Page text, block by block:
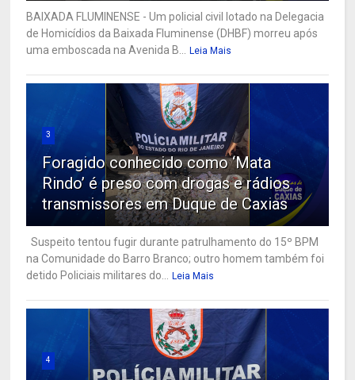
BAIXADA FLUMINENSE - Um policial civil lotado na Delegacia
de Homicídios da Baixada Fluminense (DHBF) morreu após
uma emboscada na Avenida B...
Leia Mais
3
Foragido conhecido como ‘Mata
Rindo’ é preso com drogas e rádios
transmissores em Duque de Caxias
Suspeito tentou fugir durante patrulhamento do 15º BPM
na Comunidade do Barro Branco; outro homem também foi
detido Policiais militares do...
Leia Mais
4